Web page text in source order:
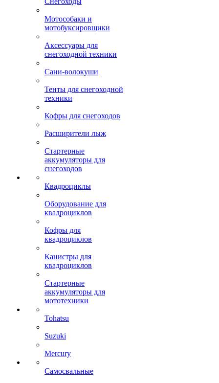
Мотособаки и
мотобуксировщики
Аксессуары для
снегоходной техники
Сани-волокуши
Тенты для снегоходной
техники
Кофры для снегоходов
Расширители лыж
Стартерные
аккумуляторы для
снегоходов
Квадроциклы
Оборудование для
квадроциклов
Кофры для
квадроциклов
Канистры для
квадроциклов
Стартерные
аккумуляторы для
мототехники
Tohatsu
Suzuki
Mercury
Самосвальные